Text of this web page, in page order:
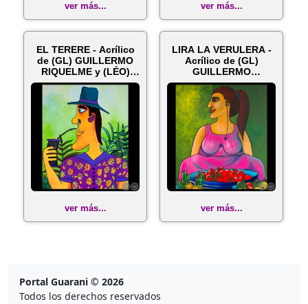
ver más... ver más...
EL TERERE - Acrílico
de (GL) GUILLERMO
RIQUELME y (LÉO)
ELÉONORE ...
ver más...
LIRA LA VERULERA -
Acrílico de (GL)
GUILLERMO
RIQUELME y (LÉO)
EL...
ver más...
Portal Guarani © 2026
Todos los derechos reservados